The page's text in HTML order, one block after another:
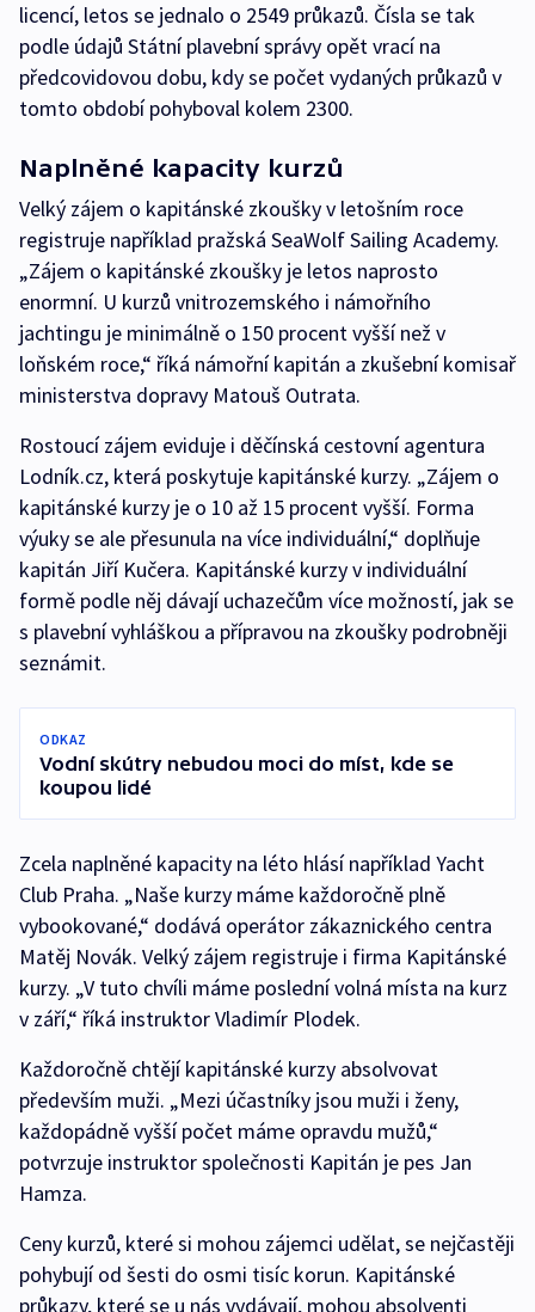
licencí, letos se jednalo o 2549 průkazů. Čísla se tak
podle údajů Státní plavební správy opět vrací na
předcovidovou dobu, kdy se počet vydaných průkazů v
tomto období pohyboval kolem 2300.
Naplněné kapacity kurzů
Velký zájem o kapitánské zkoušky v letošním roce
registruje například pražská SeaWolf Sailing Academy.
„Zájem o kapitánské zkoušky je letos naprosto
enormní. U kurzů vnitrozemského i námořního
jachtingu je minimálně o 150 procent vyšší než v
loňském roce,“ říká námořní kapitán a zkušební komisař
ministerstva dopravy Matouš Outrata.
Rostoucí zájem eviduje i děčínská cestovní agentura
Lodník.cz, která poskytuje kapitánské kurzy. „Zájem o
kapitánské kurzy je o 10 až 15 procent vyšší. Forma
výuky se ale přesunula na více individuální,“ doplňuje
kapitán Jiří Kučera. Kapitánské kurzy v individuální
formě podle něj dávají uchazečům více možností, jak se
s plavební vyhláškou a přípravou na zkoušky podrobněji
seznámit.
ODKAZ
Vodní skútry nebudou moci do míst, kde se
koupou lidé
Zcela naplněné kapacity na léto hlásí například Yacht
Club Praha. „Naše kurzy máme každoročně plně
vybookované,“ dodává operátor zákaznického centra
Matěj Novák. Velký zájem registruje i firma Kapitánské
kurzy. „V tuto chvíli máme poslední volná místa na kurz
v září,“ říká instruktor Vladimír Plodek.
Každoročně chtějí kapitánské kurzy absolvovat
především muži. „Mezi účastníky jsou muži i ženy,
každopádně vyšší počet máme opravdu mužů,“
potvrzuje instruktor společnosti Kapitán je pes Jan
Hamza.
Ceny kurzů, které si mohou zájemci udělat, se nejčastěji
pohybují od šesti do osmi tisíc korun. Kapitánské
průkazy, které se u nás vydávají, mohou absolventi